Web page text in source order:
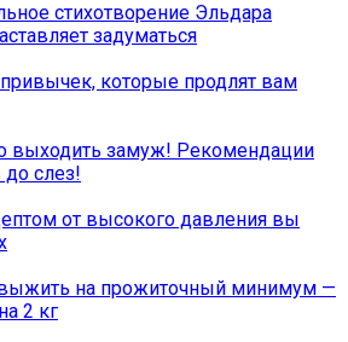
стихотворение Эльдара
задуматься
которые продлят вам
выходить замуж! Рекомендации
до слез!
от высокого давления вы
на прожиточный минимум —
2 кг